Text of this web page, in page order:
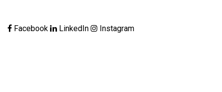
Facebook LinkedIn Instagram